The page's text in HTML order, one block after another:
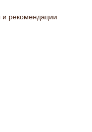
и рекомендации